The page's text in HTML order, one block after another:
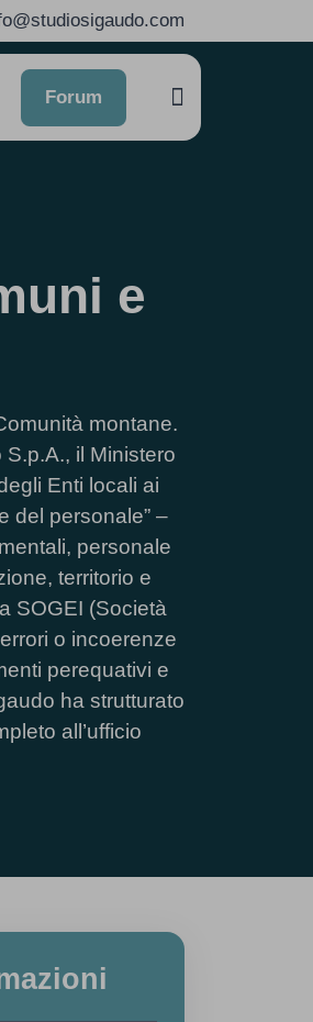
Forum
e
montane.
il Ministero
Enti locali ai
del personale” –
personale
territorio e
SOGEI (Società
o incoerenze
perequativi e
ha strutturato
all’ufficio